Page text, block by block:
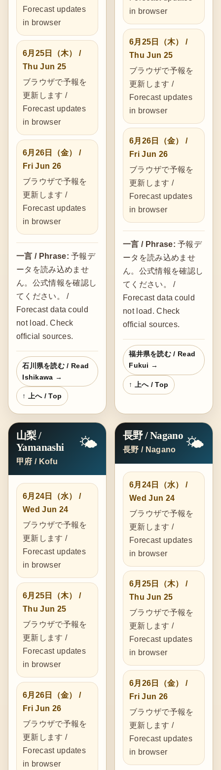
Forecast updates
in browser
6月25日（木） /
Thu Jun 25
ブラウザで予報を
更新します /
Forecast updates
in browser
6月26日（金） /
Fri Jun 26
ブラウザで予報を
更新します /
Forecast updates
in browser
一言 / Phrase: 予報デ
ータを読み込めませ
ん。公式情報を確認し
てください。 /
Forecast data could
not load. Check
official sources.
石川県を読む / Read
Ishikawa →
↑ 上へ / Top
in browser
6月25日（木） /
Thu Jun 25
ブラウザで予報を
更新します /
Forecast updates
in browser
6月26日（金） /
Fri Jun 26
ブラウザで予報を
更新します /
Forecast updates
in browser
一言 / Phrase: 予報デ
ータを読み込めませ
ん。公式情報を確認し
てください。 /
Forecast data could
not load. Check
official sources.
福井県を読む / Read
Fukui →
↑ 上へ / Top
山梨 /
Yamanashi
甲府 / Kofu
🌤️
6月24日（水） /
Wed Jun 24
ブラウザで予報を
更新します /
Forecast updates
in browser
6月25日（木） /
Thu Jun 25
ブラウザで予報を
更新します /
Forecast updates
in browser
6月26日（金） /
Fri Jun 26
ブラウザで予報を
更新します /
Forecast updates
in browser
長野 / Nagano
長野 / Nagano 🌤️
6月24日（水） /
Wed Jun 24
ブラウザで予報を
更新します /
Forecast updates
in browser
6月25日（木） /
Thu Jun 25
ブラウザで予報を
更新します /
Forecast updates
in browser
6月26日（金） /
Fri Jun 26
ブラウザで予報を
更新します /
Forecast updates
in browser